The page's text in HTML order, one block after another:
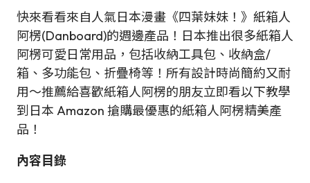
快來看看來自人氣日本漫畫《四葉妹妹！》紙箱人
阿楞(Danboard)的週邊產品！日本推出很多紙箱人
阿楞可愛日常用品，包括收納工具包、收納盒/
箱、多功能包、折疊椅等！所有設計時尚簡約又耐
用～推薦給喜歡紙箱人阿楞的朋友立即看以下教學
到日本 Amazon 搶購最優惠的紙箱人阿楞精美產
品！
內容目錄